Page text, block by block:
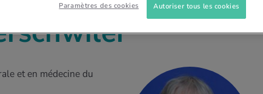
et en médecine du
Paramètres des cookies Autoriser tous les cookies